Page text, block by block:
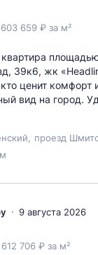
603 659 ₽ за м²
39к6, жк
ценит комфорт
вид на город.
проезд
9 августа 2026
612 706 ₽ за м²